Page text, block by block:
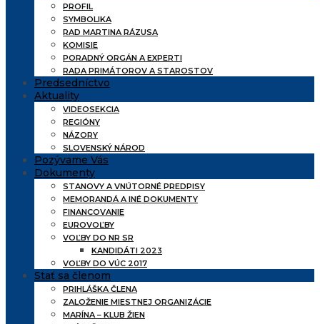
PROFIL
SYMBOLIKA
RAD MARTINA RÁZUSA
KOMISIE
PORADNÝ ORGÁN A EXPERTI
RADA PRIMÁTOROV A STAROSTOV
Predsedníctvo
Aktuality
VIDEOSEKCIA
REGIÓNY
NÁZORY
SLOVENSKÝ NÁROD
Pozývame Vás
Dokumenty
STANOVY A VNÚTORNÉ PREDPISY
MEMORANDÁ A INÉ DOKUMENTY
FINANCOVANIE
EUROVOĽBY
VOĽBY DO NR SR
KANDIDÁTI 2023
VOĽBY DO VÚC 2017
Stať sa členom
PRIHLÁŠKA ČLENA
ZALOŽENIE MIESTNEJ ORGANIZÁCIE
MARÍNA – KLUB ŽIEN